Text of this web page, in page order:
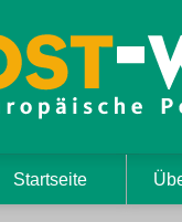
Startseite